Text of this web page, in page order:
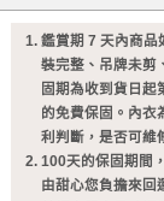
鑑賞期 7 天內商品
裝完整、吊牌未剪
固期為收到貨日起
的免費保固。內衣
利判斷，是否可維
100天的保固期間
由甜心您負擔來回